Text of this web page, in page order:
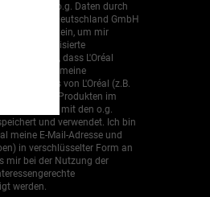
meiner o.g. Daten durch
der L’Oréal Deutschland GmbH
(„L'Oréal“) ein, um mir
Um personalisierte
auch ein, dass L'Oréal
und meine
Webservices von L'Oréal (z.B.
Produkten, Produkten im
erhebt und mit den o.g.
und verwendet. Ich bin
meine E-Mail-Adresse und
in verschlüsselter Form an
mir bei der Nutzung der
werden.